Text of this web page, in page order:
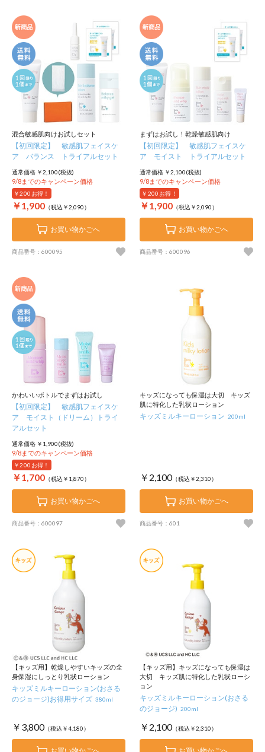
混合敏感肌向けお試しセット
【初回限定】 敏感肌フェイスケ
ア バランス トライアルセット
通常価格 ￥2,100(税抜)
9/8までのキャンペーン価格
￥200 お得！
￥1,900 （税込￥2,090）
お買い物かごへ
商品番号：600095
まずはお試し！乾燥敏感肌向け
【初回限定】 敏感肌フェイスケ
ア モイスト トライアルセット
通常価格 ￥2,100(税抜)
9/8までのキャンペーン価格
￥200 お得！
￥1,900 （税込￥2,090）
お買い物かごへ
商品番号：600096
かわいいボトルでまずはお試し
【初回限定】 敏感肌フェイスケ
ア モイスト（ドリーム）トライ
アルセット
通常価格 ￥1,900(税抜)
9/8までのキャンペーン価格
￥200 お得！
￥1,700 （税込￥1,870）
お買い物かごへ
商品番号：600097
キッズになっても保湿は大切 キッズ
肌に特化した乳状ローション
キッズミルキーローション 200ml
￥2,100（税込￥2,310）
お買い物かごへ
商品番号：601
【キッズ用】乾燥しやすいキッズの全
身保湿にしっとり乳状ローション
キッズミルキーローション(おさる
のジョージ)お得用サイズ 380ml
￥3,800（税込￥4,180）
【キッズ用】キッズになっても保湿は
大切 キッズ肌に特化した乳状ローシ
ョン
キッズミルキーローション(おさる
のジョージ) 200ml
￥2,100（税込￥2,310）